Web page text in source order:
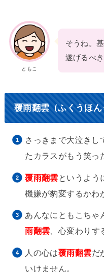
ともこ
そうね。
遂げるべき
覆雨翻雲（ふくうほ
さっきまで大泣きし
たカラスがもう笑っ
覆雨翻雲というよう
機嫌が豹変するかわ
あんなにともこちゃ
雨翻雲 、心変わりす
人の心は覆雨翻雲だ
いけません。